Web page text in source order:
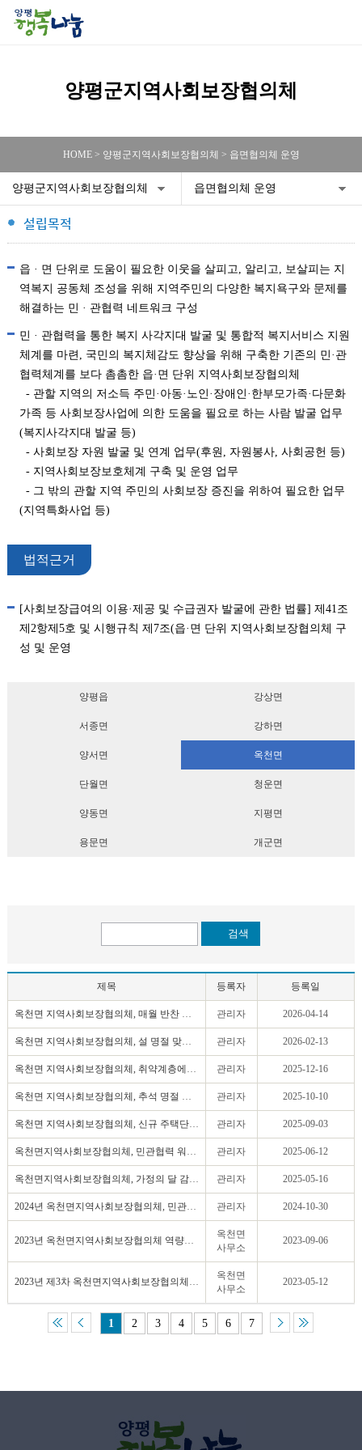
양평군지역사회보장협의체
HOME > 양평군지역사회보장협의체 > 읍면협의체 운영
양평군지역사회보장협의체 읍면협의체 운영
설립목적
읍 · 면 단위로 도움이 필요한 이웃을 살피고, 알리고, 보살피는 지
역복지 공동체 조성을 위해 지역주민의 다양한 복지욕구와 문제를
해결하는 민 · 관협력 네트워크 구성
민 · 관협력을 통한 복지 사각지대 발굴 및 통합적 복지서비스 지원
체계를 마련, 국민의 복지체감도 향상을 위해 구축한 기존의 민·관
협력체계를 보다 촘촘한 읍·면 단위 지역사회보장협의체
- 관할 지역의 저소득 주민·아동·노인·장애인·한부모가족·다문화
가족 등 사회보장사업에 의한 도움을 필요로 하는 사람 발굴 업무
(복지사각지대 발굴 등)
- 사회보장 자원 발굴 및 연계 업무(후원, 자원봉사, 사회공헌 등)
- 지역사회보장보호체계 구축 및 운영 업무
- 그 밖의 관할 지역 주민의 사회보장 증진을 위하여 필요한 업무
(지역특화사업 등)
법적근거
[사회보장급여의 이용·제공 및 수급권자 발굴에 관한 법률] 제41조
제2항제5호 및 시행규칙 제7조(읍·면 단위 지역사회보장협의체 구
성 및 운영
양평읍 강상면
서종면 강하면
양서면 옥천면
단월면 청운면
양동면 지평면
용문면 개군면
검색
제목 등록자 등록일
옥천면 지역사회보장협의체, 매월 반찬 나눔으로 따.. 관리자 2026-04-14
옥천면 지역사회보장협의체, 설 명절 맞아 이웃사랑.. 관리자 2026-02-13
옥천면 지역사회보장협의체, 취약계층에“겨울철 꾸.. 관리자 2025-12-16
옥천면 지역사회보장협의체, 추석 명절 맞아 취약계.. 관리자 2025-10-10
옥천면 지역사회보장협의체, 신규 주택단지 중심 복.. 관리자 2025-09-03
옥천면지역사회보장협의체, 민관협력 워크숍 성료 관리자 2025-06-12
옥천면지역사회보장협의체, 가정의 달 감사한 마음 .. 관리자 2025-05-16
2024년 옥천면지역사회보장협의체, 민관협력 역량강.. 관리자 2024-10-30
2023년 옥천면지역사회보장협의체 역량강화 워크숍
옥천면
사무소
2023-09-06
2023년 제3차 옥천면지역사회보장협의체 지정기탁사..
옥천면
사무소
2023-05-12
1 2 3 4 5 6 7